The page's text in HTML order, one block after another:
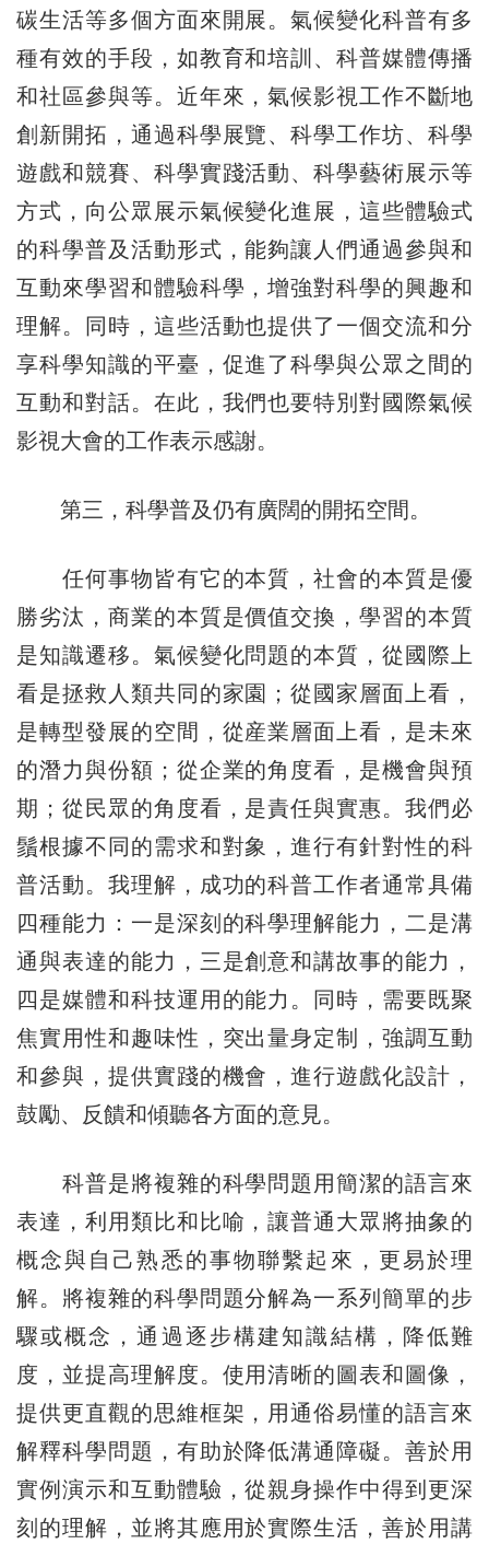
碳生活等多個方面來開展。氣候變化科普有多
種有效的手段，如教育和培訓、科普媒體傳播
和社區參與等。近年來，氣候影視工作不斷地
創新開拓，通過科學展覽、科學工作坊、科學
遊戲和競賽、科學實踐活動、科學藝術展示等
方式，向公眾展示氣候變化進展，這些體驗式
的科學普及活動形式，能夠讓人們通過參與和
互動來學習和體驗科學，增強對科學的興趣和
理解。同時，這些活動也提供了一個交流和分
享科學知識的平臺，促進了科學與公眾之間的
互動和對話。在此，我們也要特別對國際氣候
影視大會的工作表示感謝。
第三，科學普及仍有廣闊的開拓空間。
任何事物皆有它的本質，社會的本質是優
勝劣汰，商業的本質是價值交換，學習的本質
是知識遷移。氣候變化問題的本質，從國際上
看是拯救人類共同的家園；從國家層面上看，
是轉型發展的空間，從産業層面上看，是未來
的潛力與份額；從企業的角度看，是機會與預
期；從民眾的角度看，是責任與實惠。我們必
鬚根據不同的需求和對象，進行有針對性的科
普活動。我理解，成功的科普工作者通常具備
四種能力：一是深刻的科學理解能力，二是溝
通與表達的能力，三是創意和講故事的能力，
四是媒體和科技運用的能力。同時，需要既聚
焦實用性和趣味性，突出量身定制，強調互動
和參與，提供實踐的機會，進行遊戲化設計，
鼓勵、反饋和傾聽各方面的意見。
科普是將複雜的科學問題用簡潔的語言來
表達，利用類比和比喻，讓普通大眾將抽象的
概念與自己熟悉的事物聯繫起來，更易於理
解。將複雜的科學問題分解為一系列簡單的步
驟或概念，通過逐步構建知識結構，降低難
度，並提高理解度。使用清晰的圖表和圖像，
提供更直觀的思維框架，用通俗易懂的語言來
解釋科學問題，有助於降低溝通障礙。善於用
實例演示和互動體驗，從親身操作中得到更深
刻的理解，並將其應用於實際生活，善於用講